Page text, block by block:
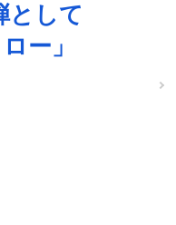
として
ー」